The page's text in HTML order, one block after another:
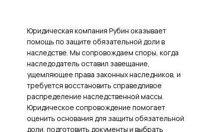
Юридическая компания Рубин оказывает
помощь по защите обязательной доли в
наследстве. Мы сопровождаем споры, когда
наследодатель оставил завещание,
ущемляющее права законных наследников, и
требуется восстановить справедливое
распределение наследственной массы.
Юридическое сопровождение помогает
оценить основания для защиты обязательной
доли, подготовить документы и выбрать